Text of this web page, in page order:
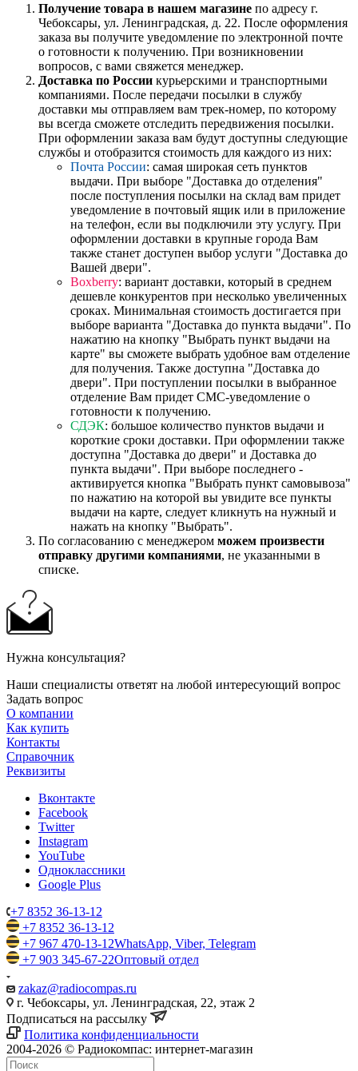
Получение товара в нашем магазине по адресу г.
Чебоксары, ул. Ленинградская, д. 22. После оформления
заказа вы получите уведомление по электронной почте
о готовности к получению. При возникновении
вопросов, с вами свяжется менеджер.
Доставка по России курьерскими и транспортными
компаниями. После передачи посылки в службу
доставки мы отправляем вам трек-номер, по которому
вы всегда сможете отследить передвижения посылки.
При оформлении заказа вам будут доступны следующие
службы и отобразится стоимость для каждого из них:
Почта России: самая широкая сеть пунктов
выдачи. При выборе "Доставка до отделения"
после поступления посылки на склад вам придет
уведомление в почтовый ящик или в приложение
на телефон, если вы подключили эту услугу. При
оформлении доставки в крупные города Вам
также станет доступен выбор услуги "Доставка до
Вашей двери".
Boxberry: вариант доставки, который в среднем
дешевле конкурентов при несколько увеличенных
сроках. Минимальная стоимость достигается при
выборе варианта "Доставка до пункта выдачи". По
нажатию на кнопку "Выбрать пункт выдачи на
карте" вы сможете выбрать удобное вам отделение
для получения. Также доступна "Доставка до
двери". При поступлении посылки в выбранное
отделение Вам придет СМС-уведомление о
готовности к получению.
СДЭК: большое количество пунктов выдачи и
короткие сроки доставки. При оформлении также
доступна "Доставка до двери" и Доставка до
пункта выдачи". При выборе последнего -
активируется кнопка "Выбрать пункт самовывоза"
по нажатию на которой вы увидите все пункты
выдачи на карте, следует кликнуть на нужный и
нажать на кнопку "Выбрать".
По согласованию с менеджером можем произвести
отправку другими компаниями, не указанными в
списке.
Нужна консультация?
Наши специалисты ответят на любой интересующий вопрос
Задать вопрос
О компании
Как купить
Контакты
Справочник
Реквизиты
Вконтакте
Facebook
Twitter
Instagram
YouTube
Одноклассники
Google Plus
+7 8352 36-13-12
+7 8352 36-13-12
+7 967 470-13-12WhatsApp, Viber, Telegram
+7 903 345-67-22Оптовый отдел
zakaz@radiocompas.ru
г. Чебоксары, ул. Ленинградская, 22, этаж 2
Подписаться на рассылку
Политика конфиденциальности
2004-2026 © Радиокомпас: интернет-магазин